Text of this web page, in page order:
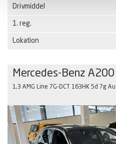
Drivmiddel
1. reg.
Lokation
Mercedes-Benz A200
1,3 AMG Line 7G-DCT 163HK 5d 7g